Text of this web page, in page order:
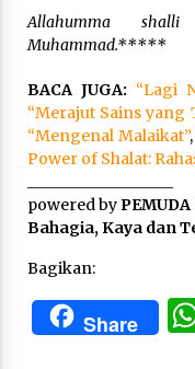
Allahumma
Muhammad.*****
BACA JUGA: “Lagi
“Merajut Sains yang
“Mengenal Malaikat”,
Power of Shalat:
powered by PEMUDA
Bahagia, Kaya dan
Bagikan:
Share